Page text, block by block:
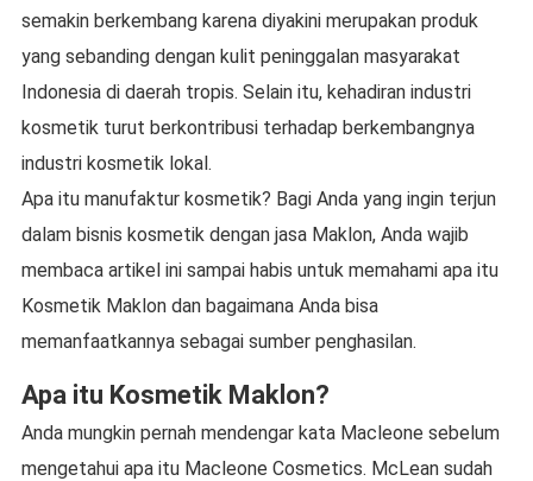
semakin berkembang karena diyakini merupakan produk
yang sebanding dengan kulit peninggalan masyarakat
Indonesia di daerah tropis. Selain itu, kehadiran industri
kosmetik turut berkontribusi terhadap berkembangnya
industri kosmetik lokal.
Apa itu manufaktur kosmetik? Bagi Anda yang ingin terjun
dalam bisnis kosmetik dengan jasa Maklon, Anda wajib
membaca artikel ini sampai habis untuk memahami apa itu
Kosmetik Maklon dan bagaimana Anda bisa
memanfaatkannya sebagai sumber penghasilan.
Apa itu Kosmetik Maklon?
Anda mungkin pernah mendengar kata Macleone sebelum
mengetahui apa itu Macleone Cosmetics. McLean sudah